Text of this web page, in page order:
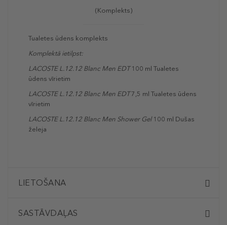
(Komplekts)
Tualetes ūdens komplekts
Komplektā ietilpst:
LACOSTE L.12.12 Blanc Men EDT 100 ml Tualetes
ūdens vīrietim
LACOSTE L.12.12 Blanc Men EDT7,5 ml Tualetes ūdens
vīrietim
LACOSTE L.12.12 Blanc Men Shower Gel 100 ml Dušas
želeja
LIETOŠANA
SASTĀVDAĻAS